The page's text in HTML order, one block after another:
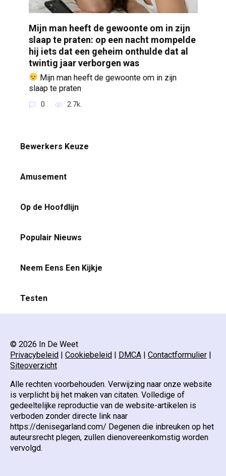
Mijn man heeft de gewoonte om in zijn
slaap te praten: op een nacht mompelde
hij iets dat een geheim onthulde dat al
twintig jaar verborgen was
Mijn man heeft de gewoonte om in zijn
slaap te praten
0 2.7k.
Bewerkers Keuze
Amusement
Op de Hoofdlijn
Populair Nieuws
Neem Eens Een Kijkje
Testen
© 2026 In De Weet
Privacybeleid | Cookiebeleid | DMCA | Contactformulier |
Siteoverzicht
Alle rechten voorbehouden. Verwijzing naar onze website
is verplicht bij het maken van citaten. Volledige of
gedeeltelijke reproductie van de website-artikelen is
verboden zonder directe link naar
https://denisegarland.com/ Degenen die inbreuken op het
auteursrecht plegen, zullen dienovereenkomstig worden
vervolgd.